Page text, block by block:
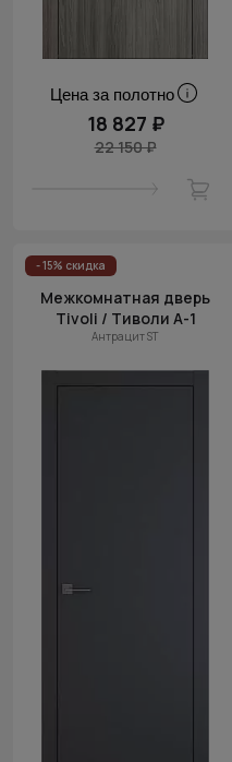
Цена за полотно
18 827 ₽
22 150 ₽
- 15% скидка
Межкомнатная дверь
Tivoli / Тиволи А-1
Антрацит ST